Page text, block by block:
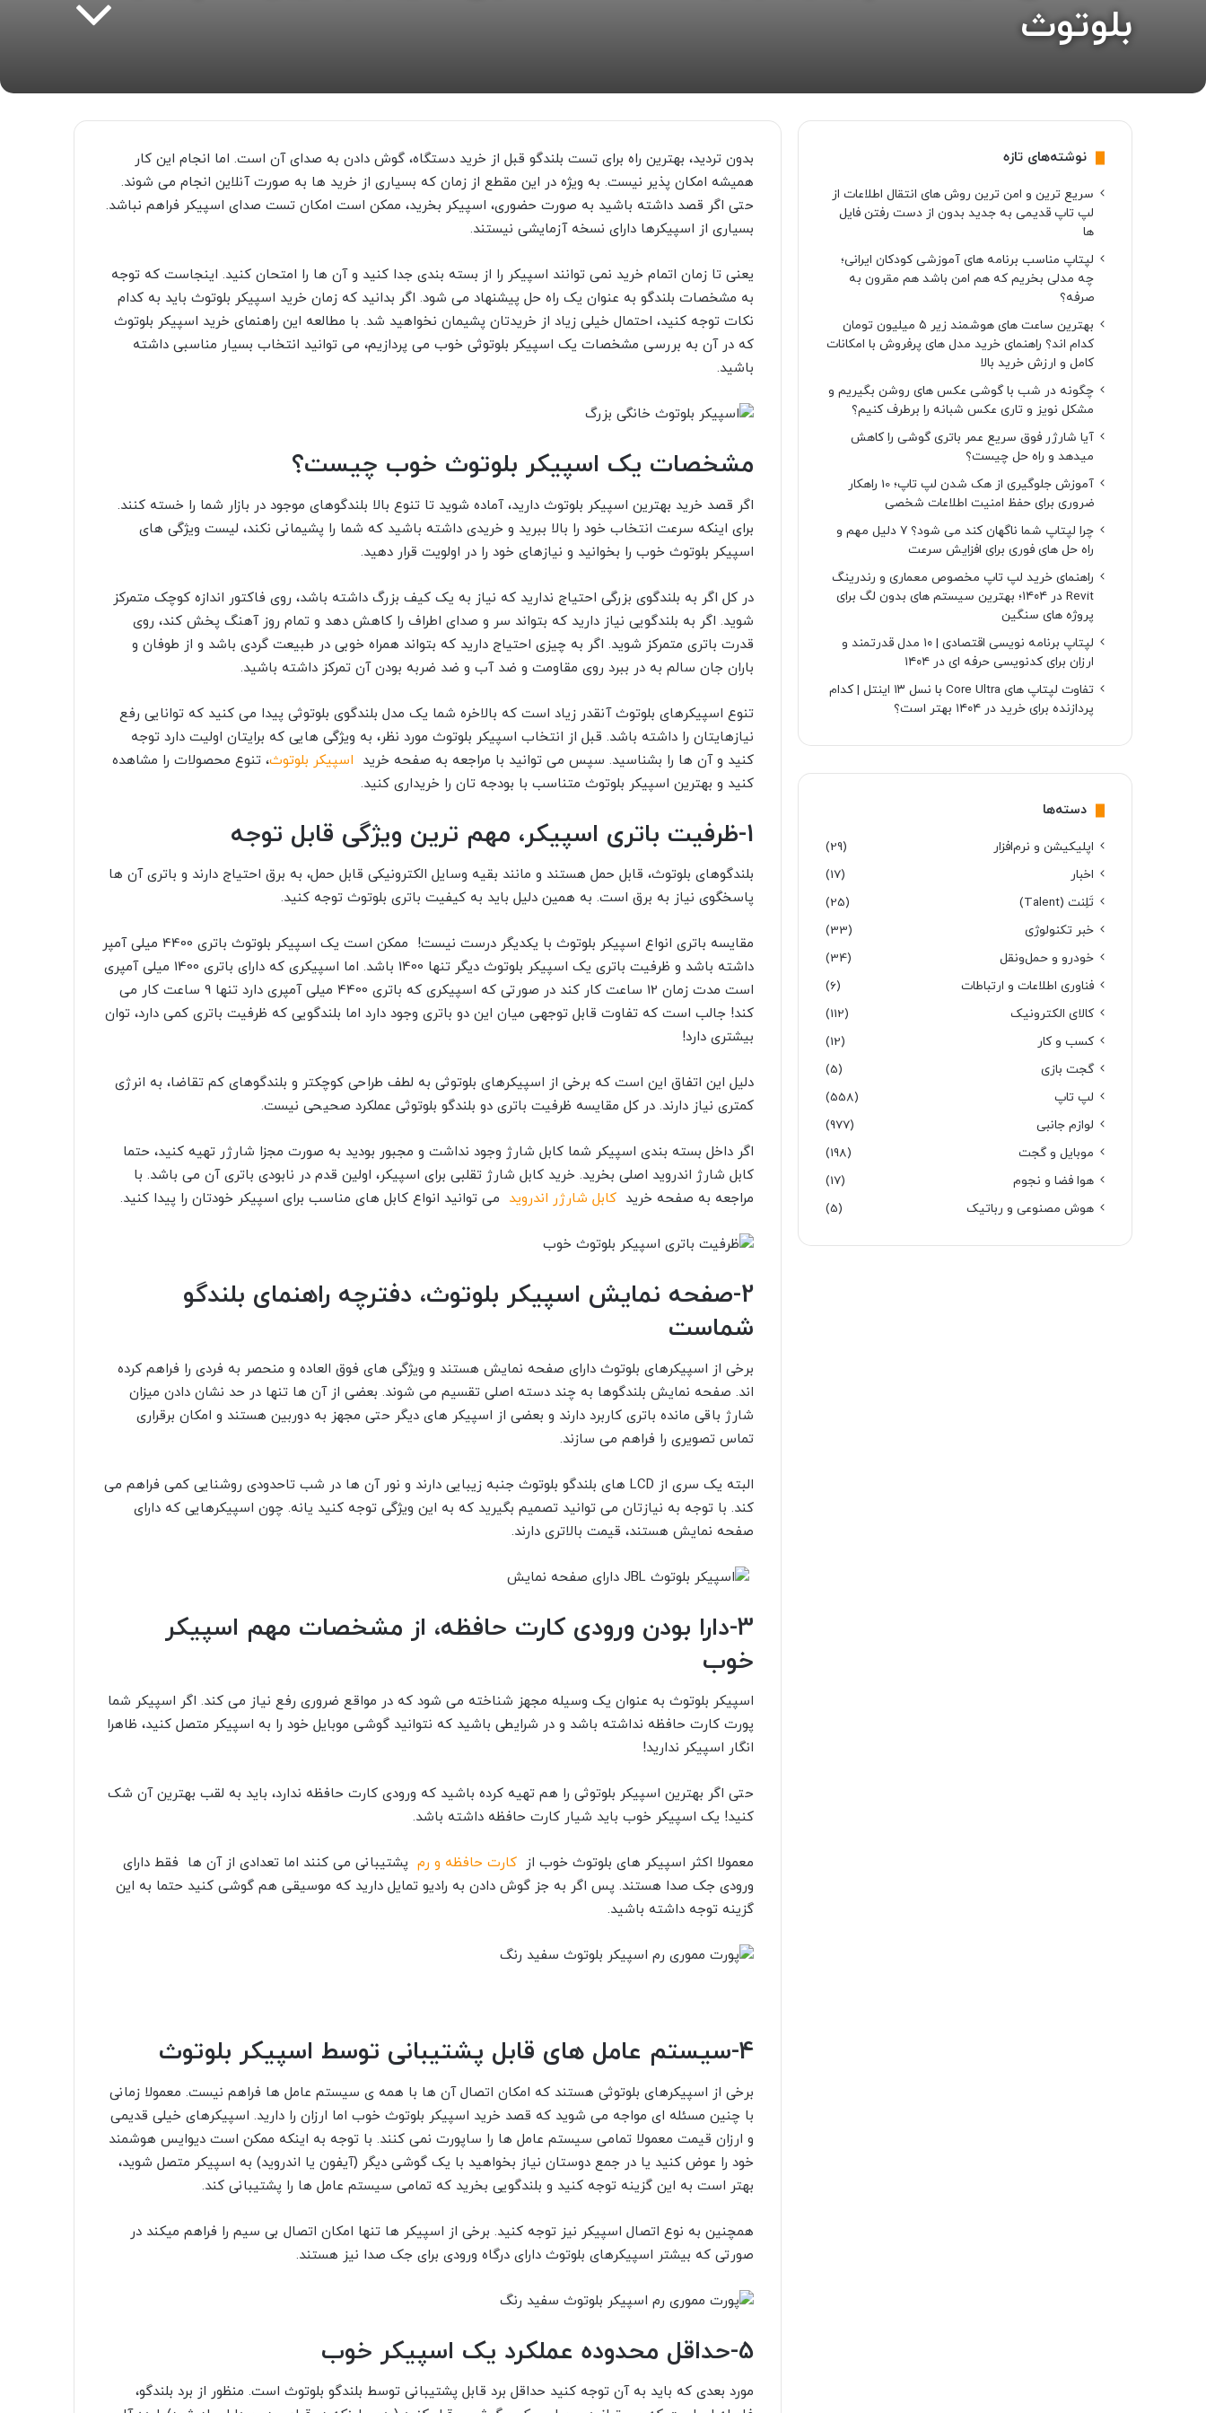
بلوتوث
بدون تردید، بهترین راه برای تست بلندگو قبل از خرید دستگاه،گوش دادن به صدای آن است. اما انجام این کار
همیشه امکان پذیر نیست. به ویژه در این مقطع از زمان که بسیاری از خرید ها به صورت آنلاین انجام می شوند.
حتی اگر قصد داشته باشید به صورت حضوری، اسپیکر بخرید، ممکن است امکان تست صدای اسپیکر فراهم نباشد.
بسیاری از اسپیکرها دارای نسخه آزمایشی نیستند.
یعنی تا زمان اتمام خرید نمی توانند اسپیکر را از بسته بندی جدا کنید و آن ها را امتحان کنید. اینجاست که توجه
به مشخصات بلندگو به عنوان یک راه حل پیشنهاد می شود. اگر بدانید که زمان خرید اسپیکر بلوتوث باید به کدام
نکات توجه کنید، احتمال خیلی زیاد از خریدتان پشیمان نخواهید شد. با مطالعه این راهنمای خرید اسپیکر بلوتوث
که در آن به بررسی مشخصات یک اسپیکر بلوتوثی خوب می پردازیم، می توانید انتخاب بسیار مناسبی داشته
باشید.
مشخصات یک اسپیکر بلوتوث خوب چیست؟
اگر قصد خرید بهترین اسپیکر بلوتوث دارید، آماده شوید تا تنوع بالا بلندگوهای موجود در بازار شما را خسته کنند.
برای اینکه سرعت انتخاب خود را بالا ببرید و خریدی داشته باشید که شما را پشیمانی نکند، لیست ویژگی های
اسپیکر بلوتوث خوب را بخوانید و نیازهای خود را در اولویت قرار دهید.
در کل اگر به بلندگوی بزرگی احتیاج ندارید که نیاز به یک کیف بزرگ داشته باشد، روی فاکتور اندازه کوچک متمرکز
شوید. اگر به بلندگویی نیاز دارید که بتواند سر و صدای اطراف را کاهش دهد و تمام روز آهنگ پخش کند، روی
قدرت باتری متمرکز شوید. اگر به چیزی احتیاج دارید که بتواند همراه خوبی در طبیعت گردی باشد و از طوفان و
باران جان سالم به در ببرد روی مقاومت و ضد آب و ضد ضربه بودن آن تمرکز داشته باشید.
تنوع اسپیکرهای بلوتوث آنقدر زیاد است که بالاخره شما یک مدل بلندگوی بلوتوثی پیدا می کنید که توانایی رفع
نیازهایتان را داشته باشد. قبل از انتخاب اسپیکر بلوتوث مورد نظر، به ویژگی هایی که برایتان اولیت دارد توجه
کنید و آن ها را بشناسید. سپس می توانید با مراجعه به صفحه خرید اسپیکر بلوتوث، تنوع محصولات را مشاهده
کنید و بهترین اسپیکر بلوتوث متناسب با بودجه تان را خریداری کنید.
1- ظرفیت باتری اسپیکر، مهم ترین ویژگی قابل توجه
بلندگوهای بلوتوث، قابل حمل هستند و مانند بقیه وسایل الکترونیکی قابل حمل، به برق احتیاج دارند و باتری آن ها
پاسخگوی نیاز به برق است. به همین دلیل باید به کیفیت باتری بلوتوث توجه کنید.
مقایسه باتری انواع اسپیکر بلوتوث با یکدیگر درست نیست! ممکن است یک اسپیکر بلوتوث باتری 4400 میلی آمپر
داشته باشد و ظرفیت باتری یک اسپیکر بلوتوث دیگر تنها 1400 باشد. اما اسپیکری که دارای باتری 1400 میلی آمپری
است مدت زمان 12 ساعت کار کند در صورتی که اسپیکری که باتری 4400 میلی آمپری دارد تنها 9 ساعت کار می
کند! جالب است که تفاوت قابل توجهی میان این دو باتری وجود دارد اما بلندگویی که ظرفیت باتری کمی دارد، توان
بیشتری دارد!
دلیل این اتفاق این است که برخی از اسپیکرهای بلوتوثی به لطف طراحی کوچکتر و بلندگوهای کم تقاضا، به انرژی
کمتری نیاز دارند. در کل مقایسه ظرفیت باتری دو بلندگو بلوتوثی عملکرد صحیحی نیست.
اگر داخل بسته بندی اسپیکر شما کابل شارژ وجود نداشت و مجبور بودید به صورت مجزا شارژر تهیه کنید، حتما
کابل شارژ اندروید اصلی بخرید. خرید کابل شارژ تقلبی برای اسپیکر، اولین قدم در نابودی باتری آن می باشد. با
مراجعه به صفحه خریدکابل شارژر اندروید می توانید انواع کابل های مناسب برای اسپیکر خودتان را پیدا کنید.
2- صفحه نمایش اسپیکر بلوتوث، دفترچه راهنمای بلندگو
شماست
برخی از اسپیکرهای بلوتوث دارای صفحه نمایش هستند و ویژگی های فوق العاده و منحصر به فردی را فراهم کرده
اند. صفحه نمایش بلندگوها به چند دسته اصلی تقسیم می شوند. بعضی از آن ها تنها در حد نشان دادن میزان
شارژ باقی مانده باتری کاربرد دارند و بعضی از اسپیکر های دیگر حتی مجهز به دوربین هستند و امکان برقراری
تماس تصویری را فراهم می سازند.
البته یک سری از LCD های بلندگو بلوتوث جنبه زیبایی دارند و نور آن ها در شب تاحدودی روشنایی کمی فراهم می
کند. با توجه به نیازتان می توانید تصمیم بگیرید که به این ویژگی توجه کنید یانه. چون اسپیکرهایی که دارای
صفحه نمایش هستند، قیمت بالاتری دارند.
3- دارا بودن ورودی کارت حافظه، از مشخصات مهم اسپیکر
خوب
اسپیکر بلوتوث به عنوان یک وسیله مجهز شناخته می شود که در مواقع ضروری رفع نیاز می کند. اگر اسپیکر شما
پورت کارت حافظه نداشته باشد و در شرایطی باشید که نتوانید گوشی موبایل خود را به اسپیکر متصل کنید، ظاهرا
انگار اسپیکر ندارید!
حتی اگر بهترین اسپیکر بلوتوثی را هم تهیه کرده باشید که ورودی کارت حافظه ندارد، باید به لقب بهترین آن شک
کنید! یک اسپیکر خوب باید شیار کارت حافظه داشته باشد.
معمولا اکثر اسپیکر های بلوتوث خوب ازکارت حافظه و رم پشتیبانی می کنند اما تعدادی از آن ها فقط دارای
ورودی جک صدا هستند. پس اگر به جز گوش دادن به رادیو تمایل دارید که موسیقی هم گوشی کنید حتما به این
گزینه توجه داشته باشید.
4- سیستم عامل های قابل پشتیبانی توسط اسپیکر بلوتوث
برخی از اسپیکرهای بلوتوثی هستند که امکان اتصال آن ها با همه ی سیستم عامل ها فراهم نیست. معمولا زمانی
با چنین مسئله ای مواجه می شوید که قصد خرید اسپیکر بلوتوث خوب اما ارزان را دارید. اسپیکرهای خیلی قدیمی
و ارزان قیمت معمولا تمامی سیستم عامل ها را ساپورت نمی کنند. با توجه به اینکه ممکن است دیوایس هوشمند
خود را عوض کنید یا در جمع دوستان نیاز بخواهید با یک گوشی دیگر (آیفون یا اندروید) به اسپیکر متصل شوید،
بهتر است به این گزینه توجه کنید و بلندگویی بخرید که تمامی سیستم عامل ها را پشتیبانی کند.
همچنین به نوع اتصال اسپیکر نیز توجه کنید. برخی از اسپیکر ها تنها امکان اتصال بی سیم را فراهم میکند در
صورتی که بیشتر اسپیکرهای بلوتوث دارای درگاه ورودی برای جک صدا نیز هستند.
5- حداقل محدوده عملکرد یک اسپیکر خوب
مورد بعدی که باید به آن توجه کنید حداقل برد قابل پشتیبانی توسط بلندگو بلوتوث است. منظور از برد بلندگو،
نوشته‌های تازه
سریع ترین و امن ترین روش های انتقال اطلاعات از
لپ تاپ قدیمی به جدید بدون از دست رفتن فایل
ها
لپتاپ مناسب برنامه های آموزشی کودکان ایرانی؛
چه مدلی بخریم که هم امن باشد هم مقرون به
صرفه؟
بهترین ساعت های هوشمند زیر ۵ میلیون تومان
کدام اند؟ راهنمای خرید مدل های پرفروش با امکانات
کامل و ارزش خرید بالا
چگونه در شب با گوشی عکس های روشن بگیریم و
مشکل نویز و تاری عکس شبانه را برطرف کنیم؟
آیا شارژر فوق سریع عمر باتری گوشی را کاهش
میدهد و راه حل چیست؟
آموزش جلوگیری از هک شدن لپ تاپ؛ 10 راهکار
ضروری برای حفظ امنیت اطلاعات شخصی
چرا لپتاپ شما ناگهان کند می شود؟ ۷ دلیل مهم و
راه حل های فوری برای افزایش سرعت
راهنمای خرید لپ تاپ مخصوص معماری و رندرینگ
Revit در ۱۴۰۴؛ بهترین سیستم های بدون لگ برای
پروژه های سنگین
لپتاپ برنامه نویسی اقتصادی | ۱۰ مدل قدرتمند و
ارزان برای کدنویسی حرفه ای در ۱۴۰۴
تفاوت لپتاپ های Core Ultra با نسل ۱۳ اینتل | کدام
پردازنده برای خرید در ۱۴۰۴ بهتر است؟
دسته‌ها
اپلیکیشن و نرم‌افزار
(29)
اخبار
(17)
تَلِنت (Talent)
(25)
خبر تکنولوژی
(33)
خودرو و حمل‌و‌نقل
(34)
فناوری اطلاعات و ارتباطات
(6)
کالای الکترونیک
(112)
کسب و کار
(12)
گجت بازی
(5)
لپ تاپ
(558)
لوازم جانبی
(977)
موبایل و گجت
(198)
هوا فضا و نجوم
(17)
هوش مصنوعی و رباتیک
(5)